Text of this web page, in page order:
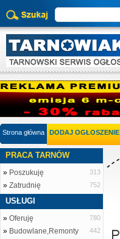
Strona główna DODAJ OGŁOSZENIE
PRACA TARNÓW
» Poszukuję 313
» Zatrudnię 752
USŁUGI
» Oferuję 780
» Budowlane,Remonty 442